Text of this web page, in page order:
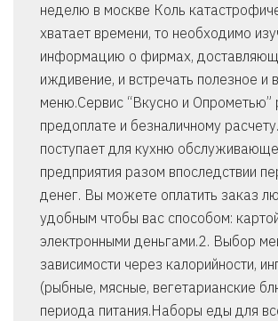
неделю в москве Коль
хватает времени, то необходимо
информацию о фирмах,
иждивение, и встречать полезное и
меню.Сервис “Вкусно и Опрометью”
предоплате и безналичному
поступает для кухню
предприятия разом впоследствии
денег. Вы можете оплатить заказ
удобным чтобы вас способом:
электронными деньгами.2. Выбор
зависимости через калорийности,
(рыбные, мясные, вегетарианские
периода питания.Наборы еды для